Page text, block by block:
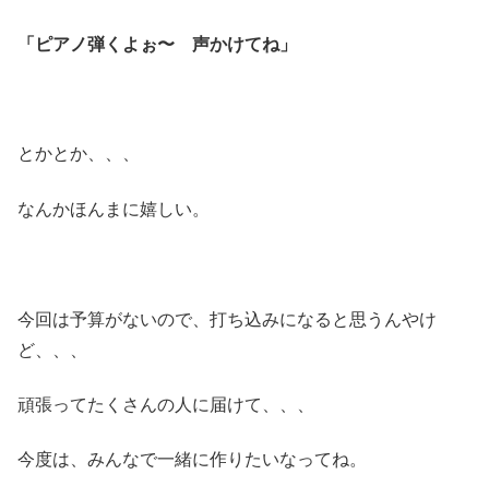
「ピアノ弾くよぉ〜 声かけてね」
とかとか、、、
なんかほんまに嬉しい。
今回は予算がないので、打ち込みになると思うんやけ
ど、、、
頑張ってたくさんの人に届けて、、、
今度は、みんなで一緒に作りたいなってね。